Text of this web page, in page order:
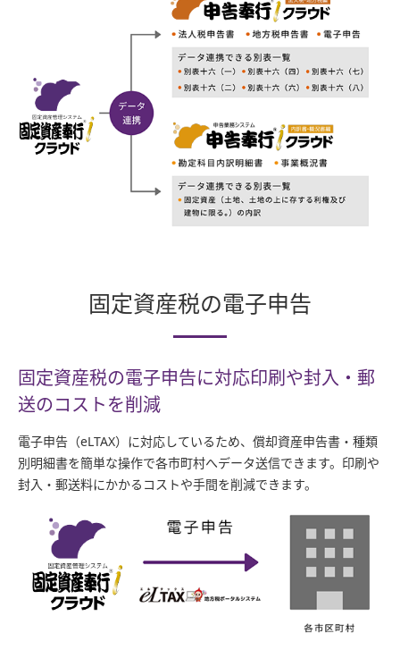
固定資産税の電子申告
固定資産税の電子申告に対応 印刷や封入・郵
送のコストを削減
電子申告（eLTAX）に対応しているため、償却資産申告書・種類
別明細書を簡単な操作で各市町村へデータ送信できます。印刷や
封入・郵送料にかかるコストや手間を削減できます。